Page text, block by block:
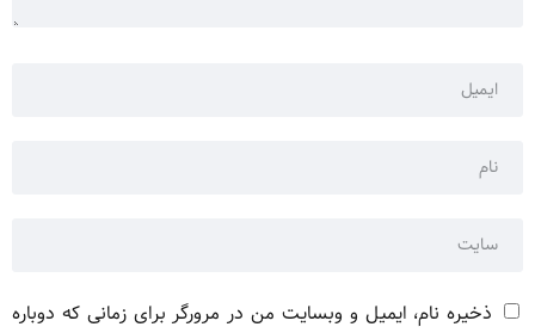
ذخیره نام، ایمیل و وبسایت من در مرورگر برای زمانی که دوباره